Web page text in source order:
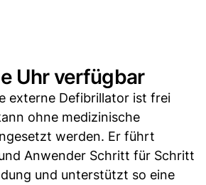
Uhr verfügbar
externe Defibrillator ist frei
ohne medizinische
werden. Er führt
Anwender Schritt für Schritt
und unterstützt so eine